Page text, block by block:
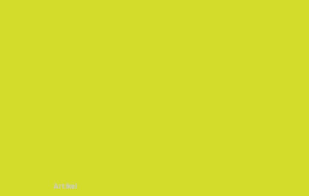
Artikel